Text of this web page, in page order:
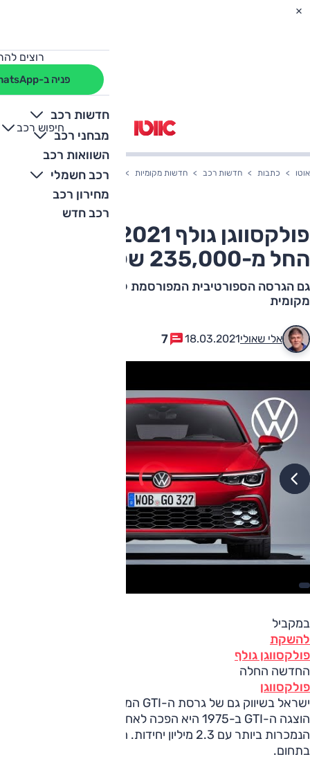
רוצים
פניה ב-WhatsApp
חדשות רכב
מבחני רכב
השוואות רכב
רכב חשמלי
מחירון רכב
רכב חדש
חיפוש רכב
+
-
אוטו כתבות חדשות רכב חדשות מקומיות פולקסווגן גולף GTI 2021 בארץ –החל מ-235,000 שקלים
החל מ-235,000 שקלים
גם הגרסה הספורטיבית המפורסמת לגולף יוצאת לדרך
מקומית
אלי שאולי18.03.2021
7
במקביל
להשקת
פולקסווגן גולף
החדשה החלה
פולקסווגן
ישראל בשיווק גם של גרסת ה-GTI המפורסמת שלה. מאז
הוצגה ה-GTI ב-1975 היא הפכה לאחת המכוניות הספורטיביות
הנמכרות ביותר עם 2.3 מיליון יחידות. היא גם הפכה לאמת מידה
בתחום.